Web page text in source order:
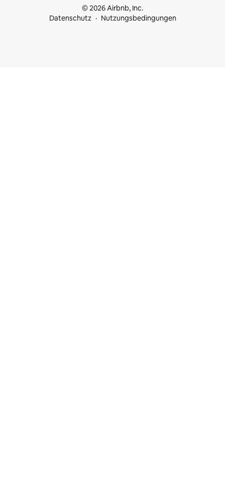
© 2026 Airbnb, Inc.
Datenschutz
Nutzungsbedingungen